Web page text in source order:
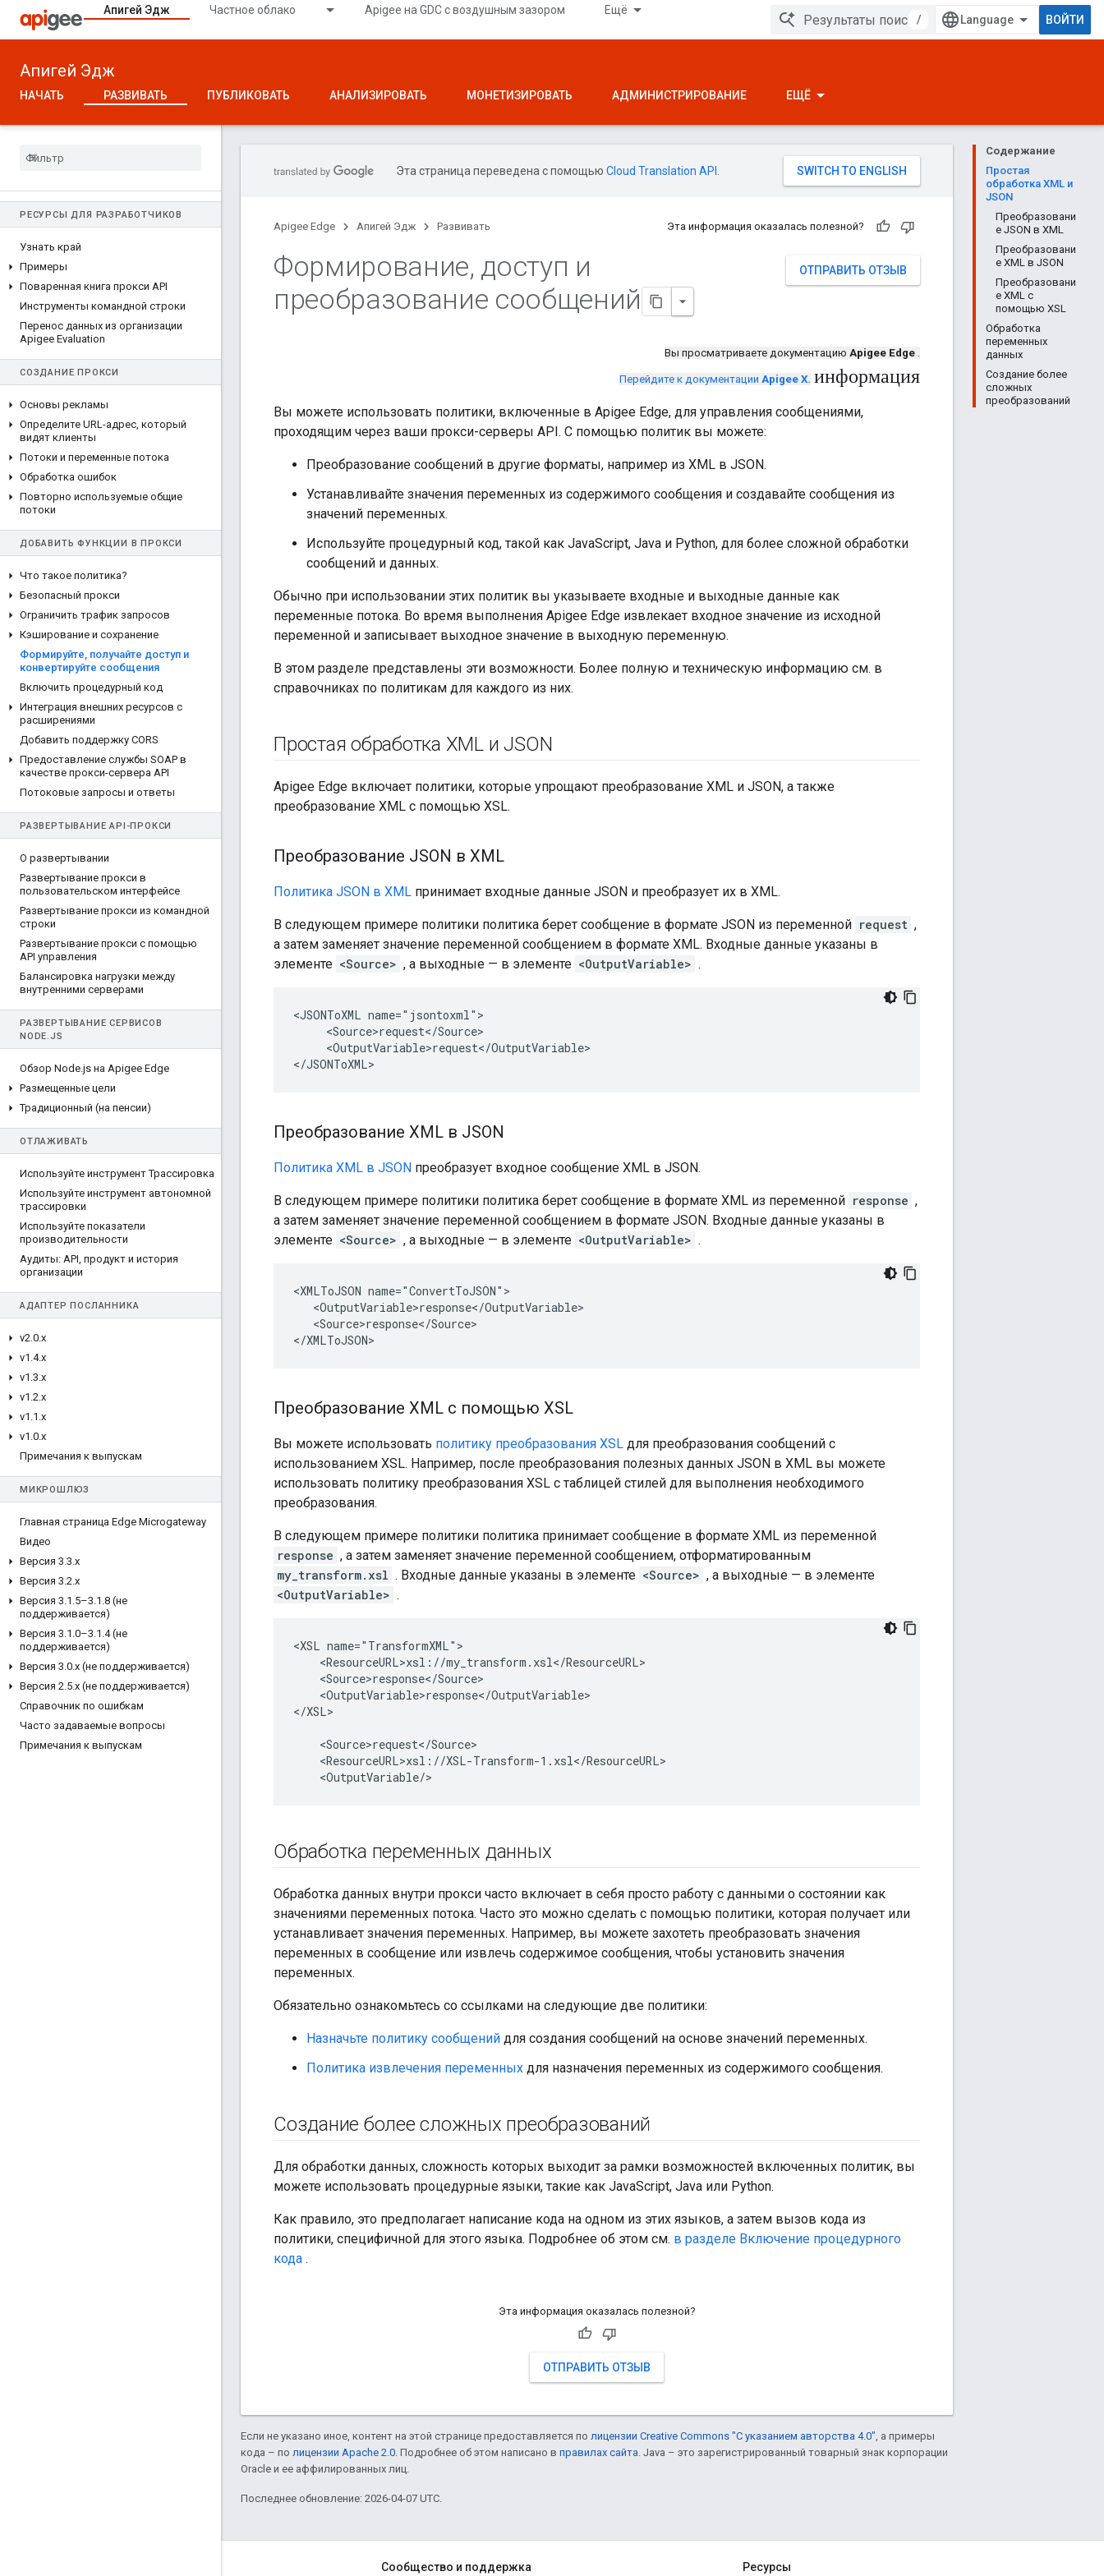
Апигей Эдж Частное облако Apigee на GDC с воздушным зазором Ещё
/ ВОЙТИ
Апигей Эдж
НАЧАТЬ РАЗВИВАТЬ ПУБЛИКОВАТЬ АНАЛИЗИРОВАТЬ МОНЕТИЗИРОВАТЬ АДМИНИСТРИРОВАНИЕ ЕЩЁ
РЕСУРСЫ ДЛЯ РАЗРАБОТЧИКОВ
Узнать край
Примеры
Поваренная книга прокси API
Инструменты командной строки
Перенос данных из организации
Apigee Evaluation
СОЗДАНИЕ ПРОКСИ
Основы рекламы
Определите URL-адрес, который
видят клиенты
Потоки и переменные потока
Обработка ошибок
Повторно используемые общие
потоки
ДОБАВИТЬ ФУНКЦИИ В ПРОКСИ
Что такое политика?
Безопасный прокси
Ограничить трафик запросов
Кэширование и сохранение
Формируйте, получайте доступ и
конвертируйте сообщения
Включить процедурный код
Интеграция внешних ресурсов с
расширениями
Добавить поддержку CORS
Предоставление службы SOAP в
качестве прокси-сервера API
Потоковые запросы и ответы
РАЗВЕРТЫВАНИЕ API-ПРОКСИ
О развертывании
Развертывание прокси в
пользовательском интерфейсе
Развертывание прокси из командной
строки
Развертывание прокси с помощью
API управления
Балансировка нагрузки между
внутренними серверами
РАЗВЕРТЫВАНИЕ СЕРВИСОВ
NODE. JS
Обзор Node.js на Apigee Edge
Размещенные цели
Традиционный (на пенсии)
ОТЛАЖИВАТЬ
Используйте инструмент Трассировка
Используйте инструмент автономной
трассировки
Используйте показатели
производительности
Аудиты: API, продукт и история
организации
АДАПТЕР ПОСЛАННИКА
v2.0.x
v1 .4.x
v1 .3.x
v1 .2.x
v1 .1 .x
v1 .0.x
Примечания к выпускам
МИКРОШЛЮЗ
Главная страница Edge Microgateway
Видео
Версия 3.3.х
Версия 3.2.х
Версия 3.1 .5–3.1 .8 (не
поддерживается)
Версия 3.1 .0–3.1 .4 (не
поддерживается)
Версия 3.0.x (не поддерживается)
Версия 2.5.x (не поддерживается)
Справочник по ошибкам
Часто задаваемые вопросы
Примечания к выпускам
Содержание
Простая
обработка XML и
JSON
Преобразовани
е JSON в XML
Преобразовани
е XML в JSON
Преобразовани
е XML с
помощью XSL
Обработка
переменных
данных
Создание более
сложных
преобразований
Эта страница переведена с помощью Cloud Translation API
Apigee Edge Апигей Эдж Развивать Эта информация оказалась полезной?
ОТПРАВИТЬ ОТЗЫВ
Формирование, доступ и
преобразование сообщений
Вы просматриваете документацию Apigee Edge .
Перейдите к документации Apigee X. информация
Вы можете использовать политики, включенные в Apigee Edge, для управления сообщениями,
проходящим через ваши прокси-серверы API. С помощью политик вы можете:
Преобразование сообщений в другие форматы, например из XML в JSON.
Устанавливайте значения переменных из содержимого сообщения и создавайте сообщения из
значений переменных.
Используйте процедурный код, такой как JavaScript, Java и Python, для более сложной обработки
сообщений и данных.
Обычно при использовании этих политик вы указываете входные и выходные данные как
переменные потока. Во время выполнения Apigee Edge извлекает входное значение из исходной
переменной и записывает выходное значение в выходную переменную.
В этом разделе представлены эти возможности. Более полную и техническую информацию см. в
справочниках по политикам для каждого из них.
Простая обработка XML и JSON
Apigee Edge включает политики, которые упрощают преобразование XML и JSON, а также
преобразование XML с помощью XSL.
Преобразование JSON в XML
Политика JSON в XML принимает входные данные JSON и преобразует их в XML.
В следующем примере политики политика берет сообщение в формате JSON из переменной request ,
а затем заменяет значение переменной сообщением в формате XML. Входные данные указаны в
элементе <Source> , а выходные — в элементе <OutputVariable> .
<JSONToXML name="jsontoxml">
     <Source>request</Source>
     <OutputVariable>request</OutputVariable>
</JSONToXML>
Преобразование XML в JSON
Политика XML в JSON преобразует входное сообщение XML в JSON.
В следующем примере политики политика берет сообщение в формате XML из переменной response ,
а затем заменяет значение переменной сообщением в формате JSON. Входные данные указаны в
элементе <Source> , а выходные — в элементе <OutputVariable> .
<XMLToJSON name="ConvertToJSON">
   <OutputVariable>response</OutputVariable>
   <Source>response</Source>
</XMLToJSON>
Преобразование XML с помощью XSL
Вы можете использовать политику преобразования XSL для преобразования сообщений с
использованием XSL. Например, после преобразования полезных данных JSON в XML вы можете
использовать политику преобразования XSL с таблицей стилей для выполнения необходимого
преобразования.
В следующем примере политики политика принимает сообщение в формате XML из переменной
response , а затем заменяет значение переменной сообщением, отформатированным
my_transform.xsl . Входные данные указаны в элементе <Source> , а выходные — в элементе
<OutputVariable> .
<XSL name="TransformXML">
    <ResourceURL>xsl://my_transform.xsl</ResourceURL>
    <Source>response</Source>
    <OutputVariable>response</OutputVariable>
</XSL>
    <Source>request</Source>
    <ResourceURL>xsl://XSL-Transform-1.xsl</ResourceURL>
    <OutputVariable/>
Обработка переменных данных
Обработка данных внутри прокси часто включает в себя просто работу с данными о состоянии как
значениями переменных потока. Часто это можно сделать с помощью политики, которая получает или
устанавливает значения переменных. Например, вы можете захотеть преобразовать значения
переменных в сообщение или извлечь содержимое сообщения, чтобы установить значения
переменных.
Обязательно ознакомьтесь со ссылками на следующие две политики:
Назначьте политику сообщений для создания сообщений на основе значений переменных.
Политика извлечения переменных для назначения переменных из содержимого сообщения.
Создание более сложных преобразований
Для обработки данных, сложность которых выходит за рамки возможностей включенных политик, вы
можете использовать процедурные языки, такие как JavaScript, Java или Python.
Как правило, это предполагает написание кода на одном из этих языков, а затем вызов кода из
политики, специфичной для этого языка. Подробнее об этом см. в разделе Включение процедурного
кода .
Эта информация оказалась полезной?
ОТПРАВИТЬ ОТЗЫВ
Если не указано иное, контент на этой странице предоставляется по лицензии Creative Commons "С указанием авторства 4.0", а примеры
кода – по лицензии Apache 2.0. Подробнее об этом написано в правилах сайта. Java – это зарегистрированный товарный знак корпорации
Oracle и ее аффилированных лиц.
Последнее обновление: 2026-04-07 UTC.
Сообщество и поддержка Ресурсы